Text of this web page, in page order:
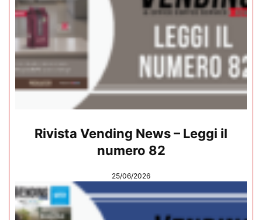
Rivista Vending News – Leggi il
numero 82
25/06/2026